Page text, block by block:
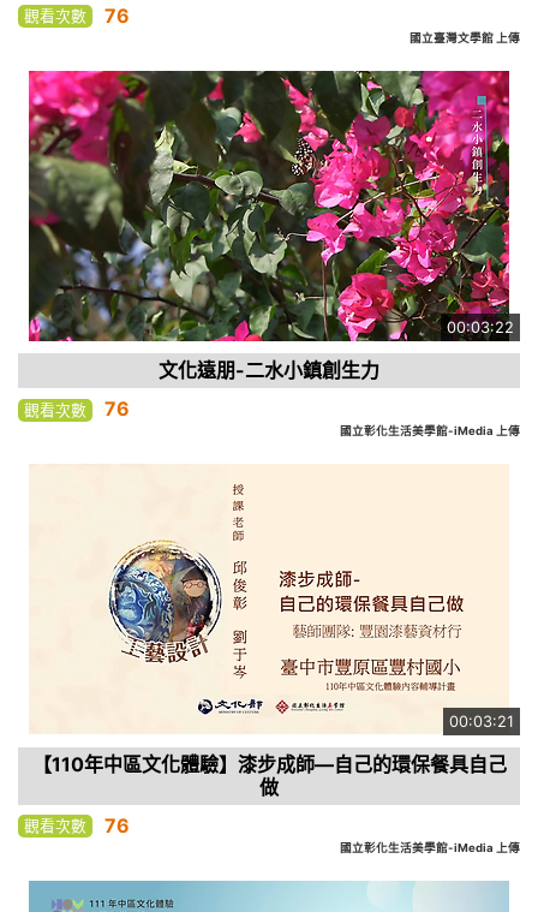
觀看次數 76
國立臺灣文學館 上傳
00:03:22
文化遠朋-二水小鎮創生力
觀看次數 76
國立彰化生活美學館-iMedia 上傳
00:03:21
【110年中區文化體驗】漆步成師—自己的環保餐具自己
做
觀看次數 76
國立彰化生活美學館-iMedia 上傳